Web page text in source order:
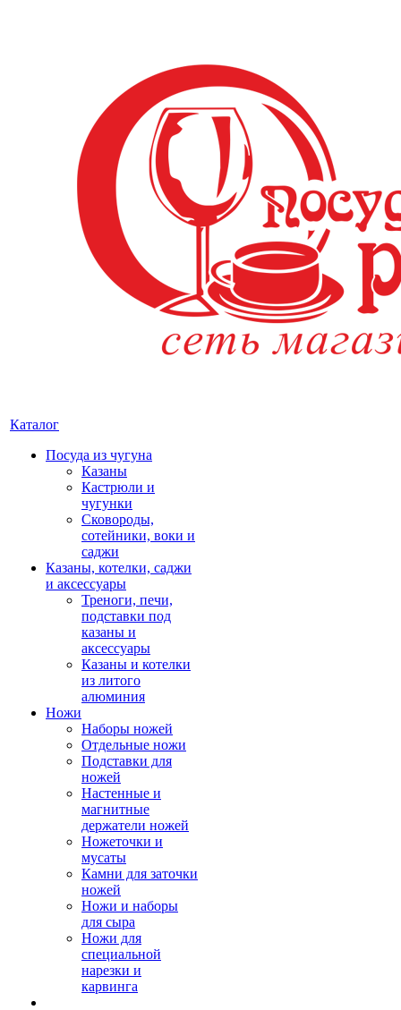
Каталог
Посуда из чугуна
Казаны
Кастрюли и
чугунки
Сковороды,
сотейники, воки и
саджи
Казаны, котелки, саджи
и аксессуары
Треноги, печи,
подставки под
казаны и
аксессуары
Казаны и котелки
из литого
алюминия
Ножи
Наборы ножей
Отдельные ножи
Подставки для
ножей
Настенные и
магнитные
держатели ножей
Ножеточки и
мусаты
Камни для заточки
ножей
Ножи и наборы
для сыра
Ножи для
специальной
нарезки и
карвинга